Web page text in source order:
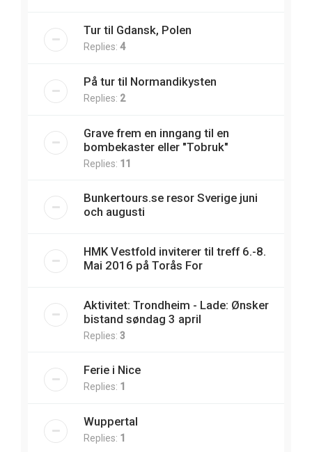
Tur til Gdansk, Polen
Replies: 4
På tur til Normandikysten
Replies: 2
Grave frem en inngang til en
bombekaster eller "Tobruk"
Replies: 11
Bunkertours.se resor Sverige juni
och augusti
HMK Vestfold inviterer til treff 6.-8.
Mai 2016 på Torås For
Aktivitet: Trondheim - Lade: Ønsker
bistand søndag 3 april
Replies: 3
Ferie i Nice
Replies: 1
Wuppertal
Replies: 1